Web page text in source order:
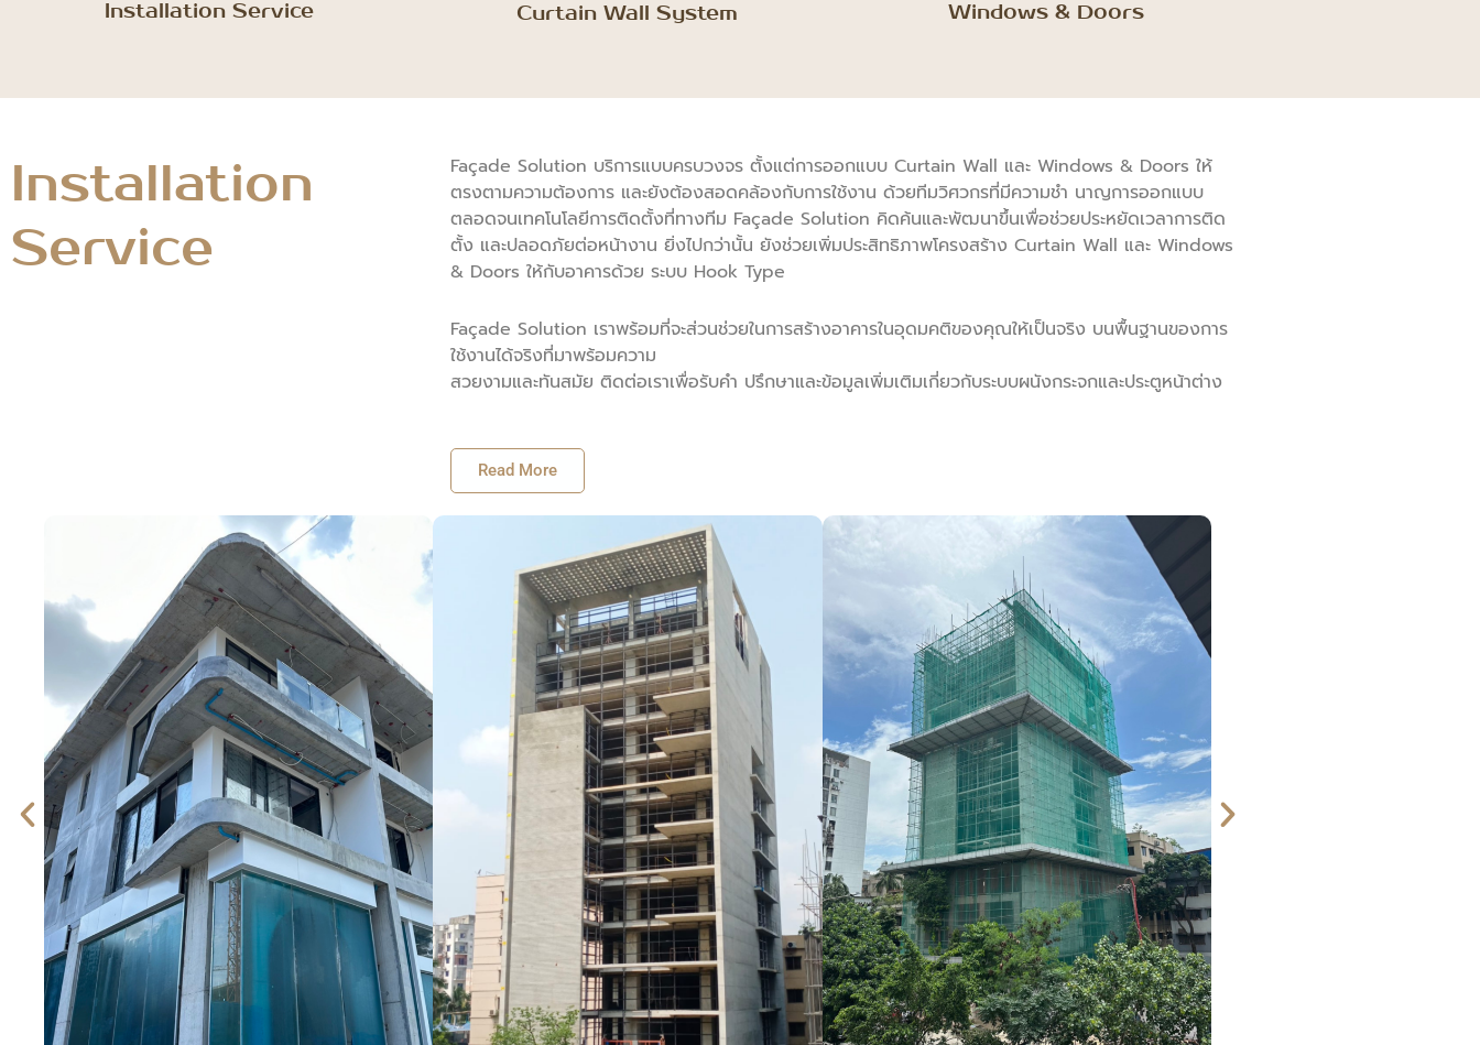
Installation Service Curtain Wall System Windows & Doors
Installation
Service
Façade Solution บริการแบบครบวงจร ตั้งแต่การออกแบบ Curtain Wall และ Windows & Doors ให้
ตรงตามความต้องการ และยังต้องสอดคล้องกับการใช้งาน ด้วยทีมวิศวกรที่มีความชำ นาญการออกแบบ
ตลอดจนเทคโนโลยีการติดตั้งที่ทางทีม Façade Solution คิดค้นและพัฒนาขึ้นเพื่อช่วยประหยัดเวลาการติด
ตั้ง และปลอดภัยต่อหน้างาน ยิ่งไปกว่านั้น ยังช่วยเพิ่มประสิทธิภาพโครงสร้าง Curtain Wall และ Windows
& Doors ให้กับอาคารด้วย ระบบ Hook Type
Façade Solution เราพร้อมที่จะส่วนช่วยในการสร้างอาคารในอุดมคติของคุณให้เป็นจริง บนพื้นฐานของการ
ใช้งานได้จริงที่มาพร้อมความ
สวยงามและทันสมัย ติดต่อเราเพื่อรับคำ ปรึกษาและข้อมูลเพิ่มเติมเกี่ยวกับระบบผนังกระจกและประตูหน้าต่าง
Read More